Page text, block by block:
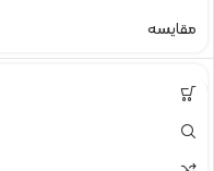
مقایسه